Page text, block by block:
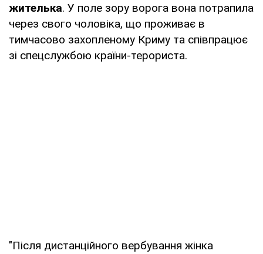
жителька. У поле зору ворога вона потрапила
через свого чоловіка, що проживає в
тимчасово захопленому Криму та співпрацює
зі спецслужбою країни-терориста.
"Після дистанційного вербування жінка